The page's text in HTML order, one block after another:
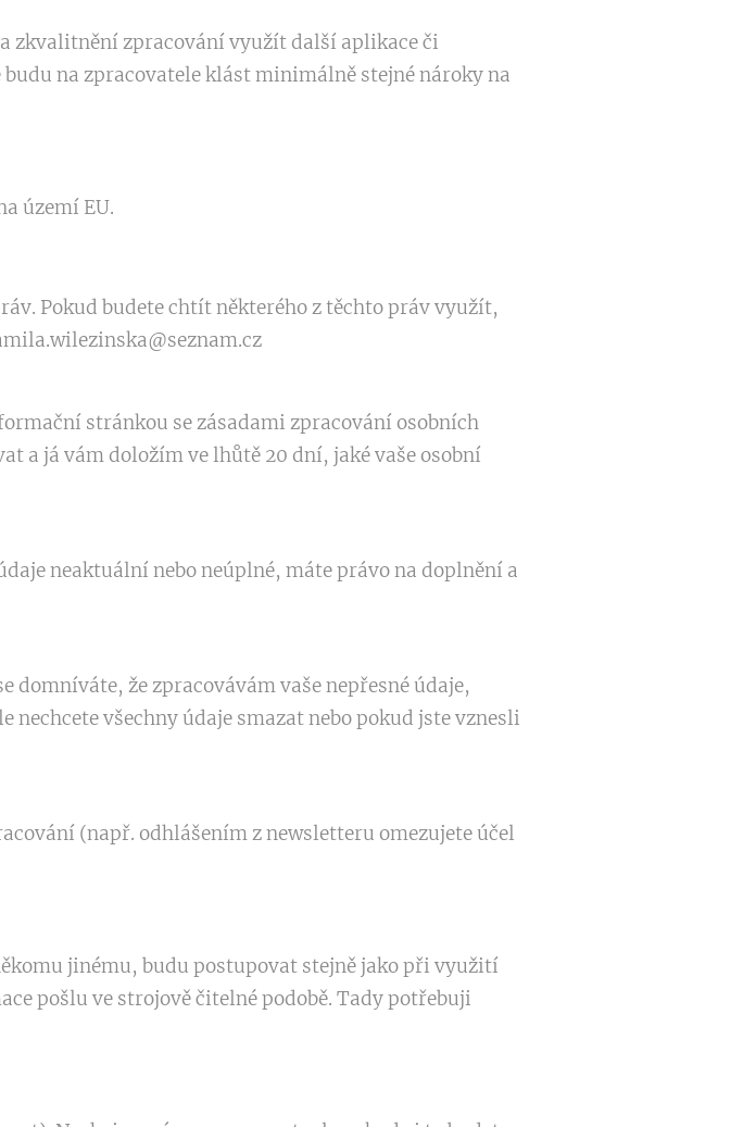
zkvalitnění zpracování využít další aplikace či
na zpracovatele klást minimálně stejné nároky na
území EU.
Pokud budete chtít některého z těchto práv využít,
stránkou se zásadami zpracování osobních
a já vám doložím ve lhůtě 20 dní, jaké vaše osobní
neaktuální nebo neúplné, máte právo na doplnění a
domníváte, že zpracovávám vaše nepřesné údaje,
všechny údaje smazat nebo pokud jste vznesli
(např. odhlášením z newsletteru omezujete účel
jinému, budu postupovat stejně jako při využití
pošlu ve strojově čitelné podobě. Tady potřebuji